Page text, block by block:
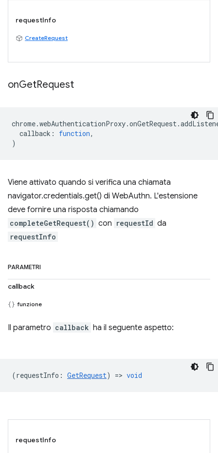
requestInfo
CreateRequest
onGetRequest
chrome.webAuthenticationProxy.onGetRequest.
callback : function,
)
Viene attivato quando si verifica una chiamata
navigator.credentials.get() di WebAuthn. L'estensione
deve fornire una risposta chiamando
completeGetRequest() con requestId da
requestInfo
PARAMETRI
callback
funzione
Il parametro callback ha il seguente aspetto:
(requestInfo : GetRequest) => void
requestInfo